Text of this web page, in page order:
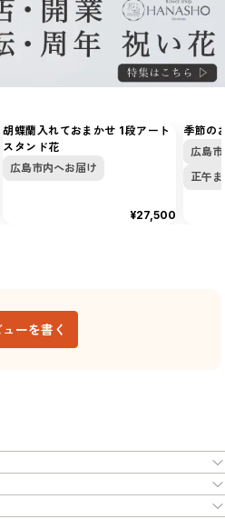
胡蝶蘭入れておまかせ 1段アート
スタンド花
広島市内へお届け
¥27,500
季節の
広島
正午
ューを書く